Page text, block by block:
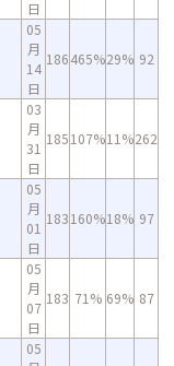
日
05
月
14
日
186465%29% 92
03
月
31
日
185107%11%262
05
月
01
日
183160%18% 97
05
月
07
日
183 71% 69% 87
05